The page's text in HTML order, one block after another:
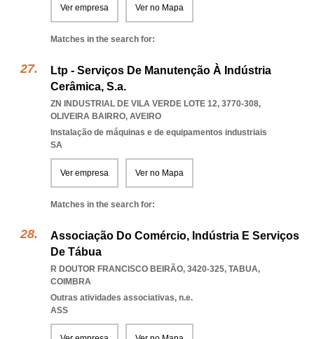
Ver empresa Ver no Mapa
Matches in the search for:
Ltp - Serviços De Manutenção À Indústria
Cerâmica, S.a.
ZN INDUSTRIAL DE VILA VERDE LOTE 12, 3770-308,
OLIVEIRA BAIRRO, AVEIRO
Instalação de máquinas e de equipamentos industriais
SA
Ver empresa Ver no Mapa
Matches in the search for:
Associação Do Comércio, Indústria E Serviços
De Tábua
R DOUTOR FRANCISCO BEIRÃO, 3420-325, TABUA,
COIMBRA
Outras atividades associativas, n.e.
ASS